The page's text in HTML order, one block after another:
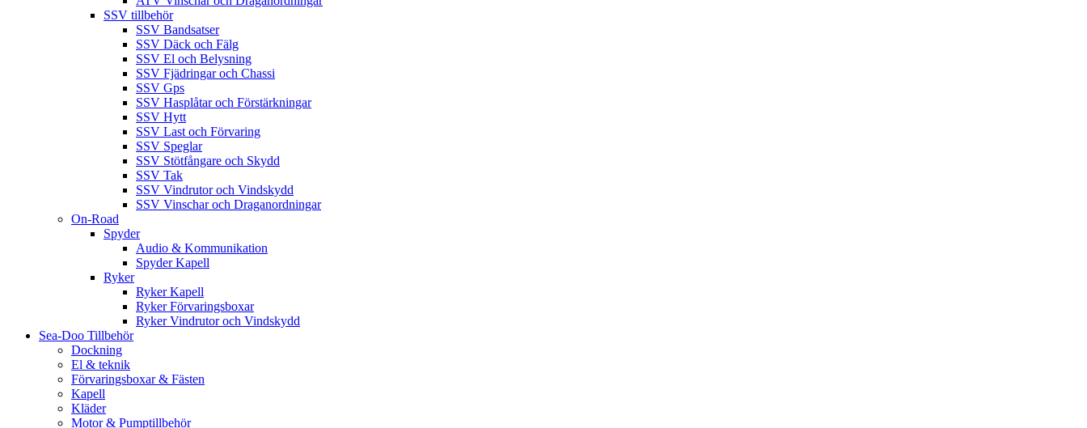
SSV tillbehör
SSV Bandsatser
SSV Däck och Fälg
SSV El och Belysning
SSV Fjädringar och Chassi
SSV Gps
SSV Hasplåtar och Förstärkningar
SSV Hytt
SSV Last och Förvaring
SSV Speglar
SSV Stötfångare och Skydd
SSV Tak
SSV Vindrutor och Vindskydd
SSV Vinschar och Draganordningar
On-Road
Spyder
Audio & Kommunikation
Spyder Kapell
Ryker
Ryker Kapell
Ryker Förvaringsboxar
Ryker Vindrutor och Vindskydd
Sea-Doo Tillbehör
Dockning
El & teknik
Förvaringsboxar & Fästen
Kapell
Kläder
Motor & Pumptillbehör